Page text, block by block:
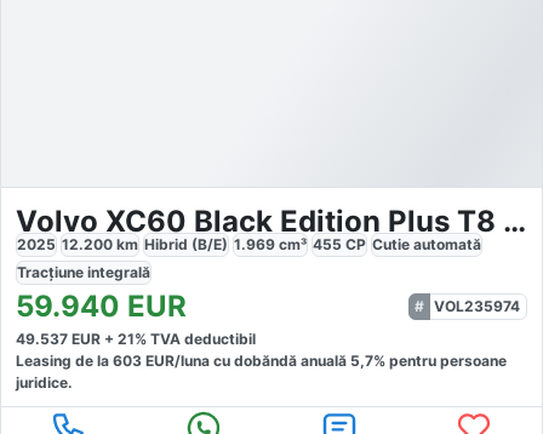
Volvo XC60 Black Edition Plus T8 AWD
2025 12.200 km Hibrid (B/E) 1.969 cm³ 455 CP Cutie automată
Tracțiune integrală
59.940 EUR
VOL235974
49.537 EUR + 21% TVA deductibil
Leasing de la 603 EUR/luna cu dobăndă anuală 5,7% pentru persoane
juridice.